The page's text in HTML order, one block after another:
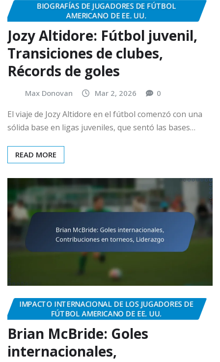
BIOGRAFÍAS DE JUGADORES DE FÚTBOL
AMERICANO DE EE. UU.
Jozy Altidore: Fútbol juvenil,
Transiciones de clubes,
Récords de goles
Max Donovan Mar 2, 2026 0
El viaje de Jozy Altidore en el fútbol comenzó con una
sólida base en ligas juveniles, que sentó las bases…
READ MORE
IMPACTO INTERNACIONAL DE LOS JUGADORES DE
FÚTBOL AMERICANO DE EE. UU.
Brian McBride: Goles
internacionales,